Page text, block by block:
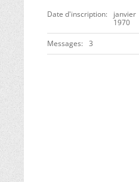
Date d'inscription
janvier
1970
Messages 3